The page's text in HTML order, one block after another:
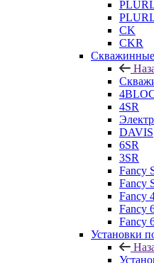
CK
CKR
4SR
DAVIS
6SR
3SR
Fancy
Fancy
Fancy
Fancy
Fancy
Установки